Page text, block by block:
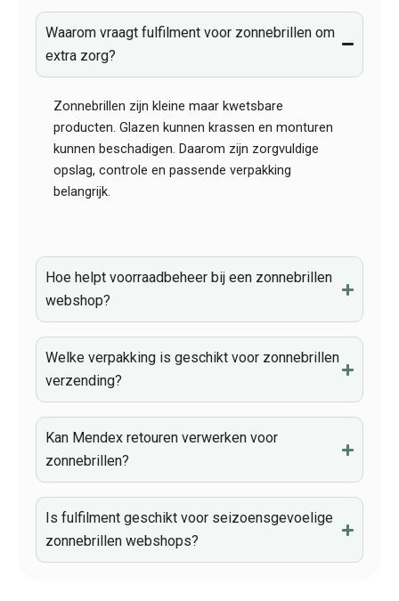
Waarom vraagt fulfilment voor zonnebrillen om
extra zorg?
Zonnebrillen zijn kleine maar kwetsbare
producten. Glazen kunnen krassen en monturen
kunnen beschadigen. Daarom zijn zorgvuldige
opslag, controle en passende verpakking
belangrijk.
Hoe helpt voorraadbeheer bij een zonnebrillen
webshop?
Welke verpakking is geschikt voor zonnebrillen
verzending?
Kan Mendex retouren verwerken voor
zonnebrillen?
Is fulfilment geschikt voor seizoensgevoelige
zonnebrillen webshops?